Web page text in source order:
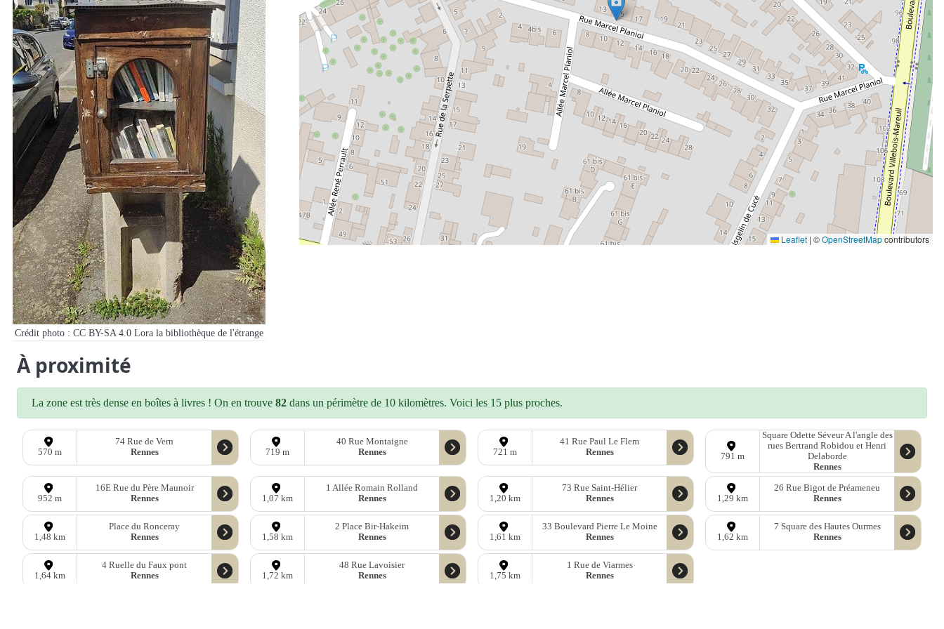
Crédit photo : CC BY-SA 4.0 Lora la bibliothèque de l'étrange
Leaflet | ©OpenStreetMapcontributors
À proximité
La zone est très dense en boîtes à livres ! On en trouve 82 dans un périmètre de 10 kilomètres. Voici les 15 plus proches.
570 m
74 Rue de Vern
Rennes
719 m
40 Rue Montaigne
Rennes
721 m
41 Rue Paul Le Flem
Rennes
791 m
Square Odette Séveur A l'angle des
rues Bertrand Robidou et Henri
Delaborde
Rennes
952 m
16E Rue du Père Maunoir
Rennes
1,07 km
1 Allée Romain Rolland
Rennes
1,20 km
73 Rue Saint-Hélier
Rennes
1,29 km
26 Rue Bigot de Préameneu
Rennes
1,48 km
Place du Ronceray
Rennes
1,58 km
2 Place Bir-Hakeim
Rennes
1,61 km
33 Boulevard Pierre Le Moine
Rennes
1,62 km
7 Square des Hautes Ourmes
Rennes
1,64 km
4 Ruelle du Faux pont
Rennes
1,72 km
48 Rue Lavoisier
Rennes
1,75 km
1 Rue de Viarmes
Rennes